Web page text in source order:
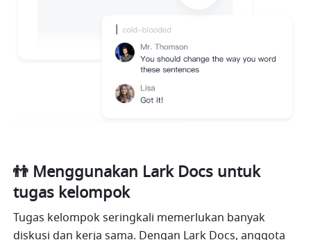
👬 Menggunakan Lark Docs untuk
tugas kelompok
Tugas kelompok seringkali memerlukan banyak
diskusi dan kerja sama. Dengan Lark Docs, anggota